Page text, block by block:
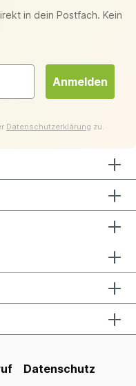
in dein Postfach. Kein
Anmelden
Datenschutzerklärung zu.
Datenschutz